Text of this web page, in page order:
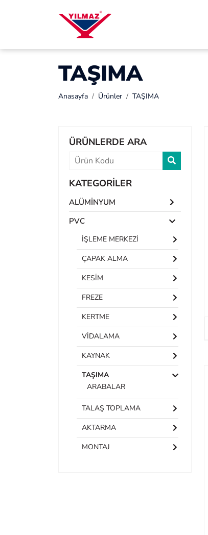
TAŞIMA
Anasayfa Ürünler TAŞIMA
ÜRÜNLERDE ARA
KATEGORİLER
ALÜMİNYUM
PVC
İŞLEME MERKEZİ
ÇAPAK ALMA
KESİM
FREZE
KERTME
VİDALAMA
KAYNAK
TAŞIMA
ARABALAR
TALAŞ TOPLAMA
AKTARMA
MONTAJ